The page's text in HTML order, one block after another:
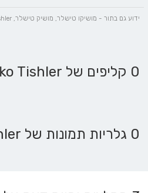
ידוע גם בתור - מושיקו טישלר, מושיק טישלר, moshik tishler
0 קליפים של Moshiko Tishler
0 גלריות תמונות של Moshiko Tishler